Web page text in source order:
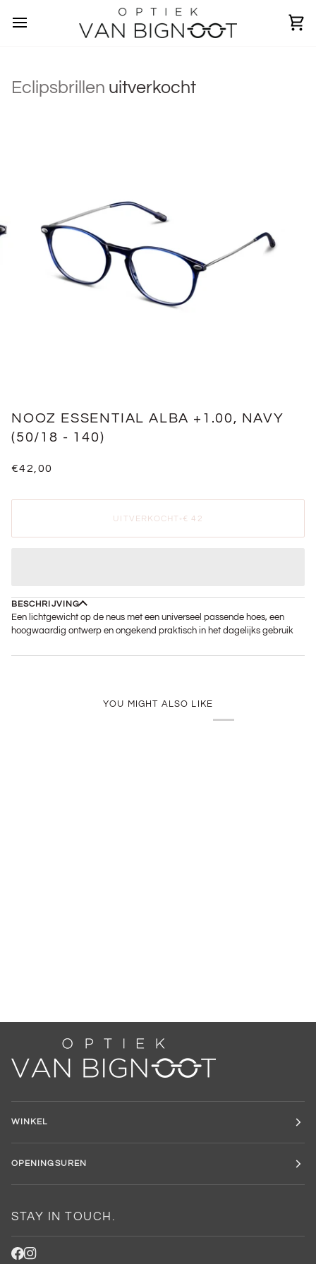
Eclipsbrillen uitverkocht
NOOZ ESSENTIAL ALBA +1.00, NAVY
(50/18 - 140)
€42,00
UITVERKOCHT € 42
BESCHRIJVING
Een lichtgewicht op de neus met een universeel passende hoes, een
hoogwaardig ontwerp en ongekend praktisch in het dagelijks gebruik
YOU MIGHT ALSO LIKE
WINKEL
OPENINGSUREN
STAY IN TOUCH.